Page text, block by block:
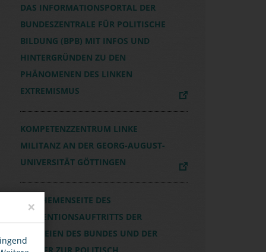
DAS INFORMATIONSPORTAL DER
BUNDESZENTRALE FÜR POLITISCHE
BILDUNG (BPB) MIT INFOS UND
HINTERGRÜNDEN ZU DEN
PHÄNOMENEN DES LINKEN
EXTREMISMUS
KOMPETENZZENTRUM LINKE
MILITANZ AN DER GEORG-AUGUST-
UNIVERSITÄT GÖTTINGEN
DIE THEMENSEITE DES
PRÄVENTIONSAUFTRITTS DER
POLIZEIEN DES BUNDES UND DER
×